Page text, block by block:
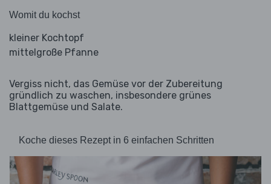
Womit du kochst
kleiner Kochtopf
mittelgroße Pfanne
Vergiss nicht, das Gemüse vor der Zubereitung
gründlich zu waschen, insbesondere grünes
Blattgemüse und Salate.
Koche dieses Rezept in 6 einfachen Schritten